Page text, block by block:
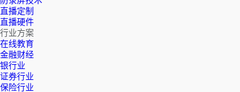
直播定制
直播硬件
行业方案
在线教育
金融财经
银行业
证券行业
保险行业